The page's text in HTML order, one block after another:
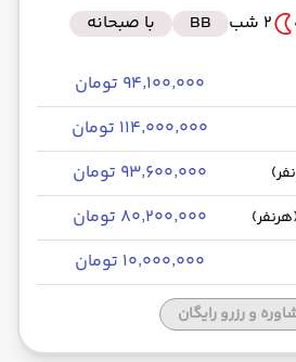
2 شب BB با صبحانه
۹۴٬۱۰۰٬۰۰۰ تومان
۱۱۴٬۰۰۰٬۰۰۰ تومان
۹۳٬۶۰۰٬۰۰۰ تومان
۸۰٬۲۰۰٬۰۰۰ تومان
۱۰٬۰۰۰٬۰۰۰ تومان
و رزرو رایگان